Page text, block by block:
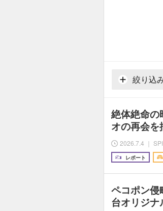
絞り込
絶体絶命の
オの再会
2026.7.4 ｜
レポート
ペコポン
台オリジ